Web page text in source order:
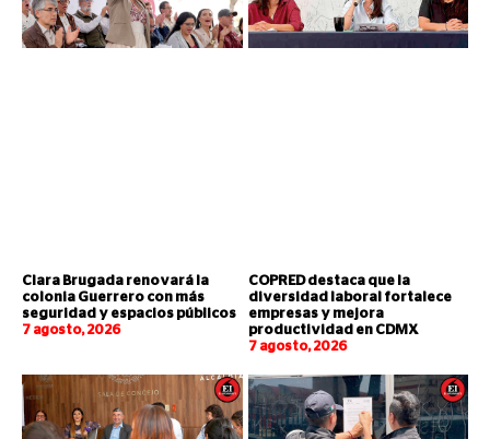
Clara Brugada renovará la
colonia Guerrero con más
seguridad y espacios públicos
7 agosto, 2026
COPRED destaca que la
diversidad laboral fortalece
empresas y mejora
productividad en CDMX
7 agosto, 2026